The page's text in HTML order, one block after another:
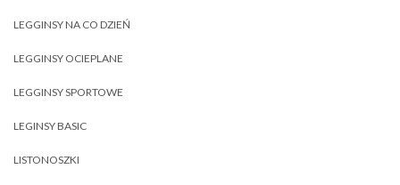
LEGGINSY NA CO DZIEŃ
LEGGINSY OCIEPLANE
LEGGINSY SPORTOWE
LEGINSY BASIC
LISTONOSZKI